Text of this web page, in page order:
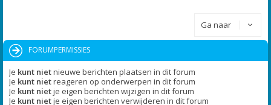
Ga naar
FORUMPERMISSIES
Je kunt nietnieuwe berichten plaatsen in dit forum
Je kunt nietreageren op onderwerpen in dit forum
Je kunt nietje eigen berichten wijzigen in dit forum
Je kunt nietje eigen berichten verwijderen in dit forum